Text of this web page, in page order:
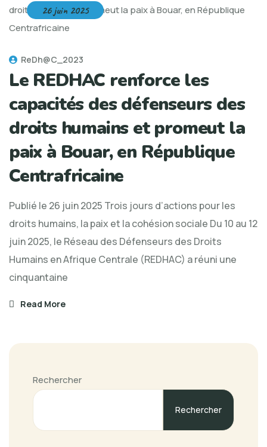
26 juin 2025
ReDh@C_2023
Le REDHAC renforce les
capacités des défenseurs des
droits humains et promeut la
paix à Bouar, en République
Centrafricaine
Publié le 26 juin 2025 Trois jours d’actions pour les
droits humains, la paix et la cohésion sociale Du 10 au 12
juin 2025, le Réseau des Défenseurs des Droits
Humains en Afrique Centrale (REDHAC) a réuni une
cinquantaine
Read More
Rechercher
Rechercher